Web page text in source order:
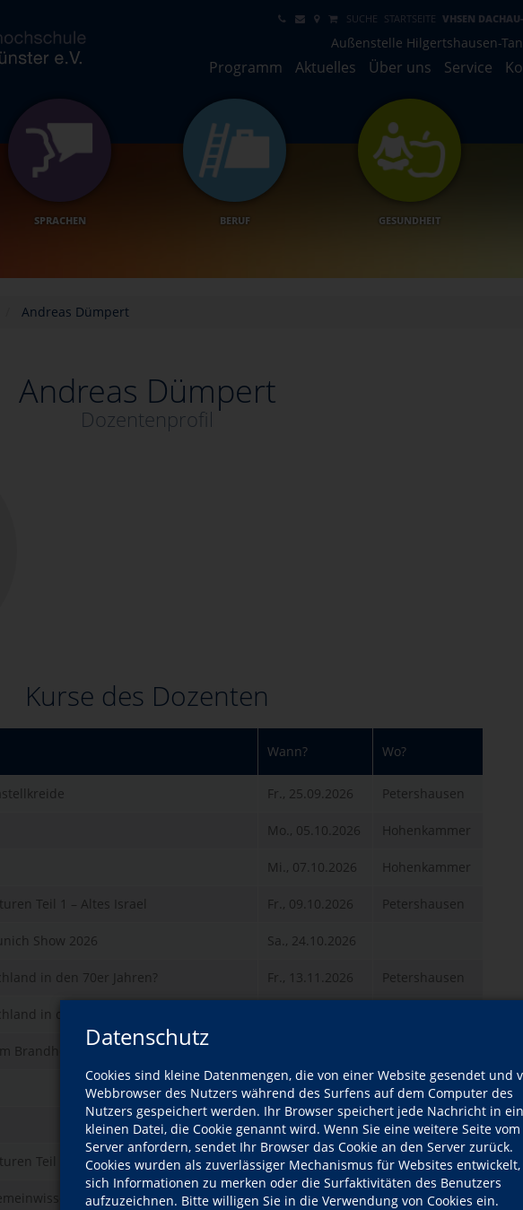
Datenschutz
Cookies sind kleine Datenmengen, die von einer Website gesendet und
Webbrowser des Nutzers während des Surfens auf dem Computer des
Nutzers gespeichert werden. Ihr Browser speichert jede Nachricht in
kleinen Datei, die Cookie genannt wird. Wenn Sie eine weitere Seite vom
Server anfordern, sendet Ihr Browser das Cookie an den Server zurück.
Cookies wurden als zuverlässiger Mechanismus für Websites
sich Informationen zu merken oder die Surfaktivitäten des Benutzers
aufzuzeichnen. Bitte willigen Sie in die Verwendung von Cookies ein.
SUCHE STARTSEITE VHSEN
Außenstelle Hilgertshausen-
Programm Aktuelles Über uns Service
SPRACHEN BERUF GESUNDHEIT
Andreas Dümpert
Andreas Dümpert
Dozentenprofil
Kurse des Dozenten
Wann? Wo?
Fr., 25.09.2026 Petershausen
Mo., 05.10.2026 Hohenkammer
Mi., 07.10.2026 Hohenkammer
Teil 1 – Altes Israel Fr., 09.10.2026 Petershausen
Show 2026 Sa., 24.10.2026
in den 70er Jahren? Fr., 13.11.2026 Petershausen
in den 80er Jahren?
Brandhorst & Weihnachtsmarkt
Mo., 11.01.2027 Hohenkammer
Mi., 13.01.2027 Hohenkammer
Teil 2 – Antikes Griechenland Fr., 15.01.2027 Petershausen
Quiz Fr., 29.01.2027 Petershausen